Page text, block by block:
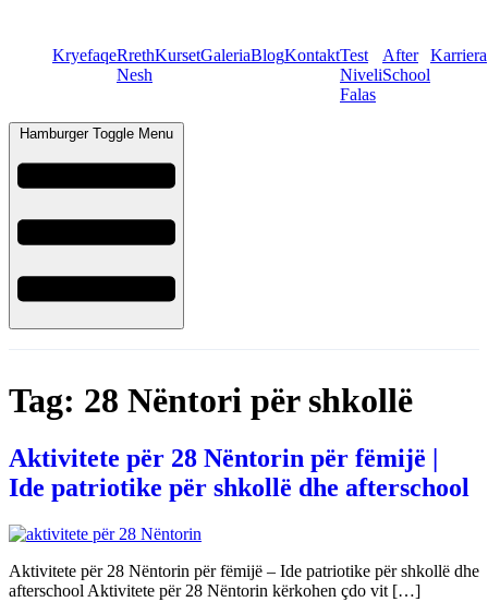
KryefaqeRreth
Nesh
KursetGaleriaBlogKontaktTest
Niveli
Falas
After
School
Karriera
Hamburger Toggle Menu
Tag: 28 Nëntori për shkollë
Aktivitete për 28 Nëntorin për fëmijë |
Ide patriotike për shkollë dhe afterschool
Aktivitete për 28 Nëntorin për fëmijë – Ide patriotike për shkollë dhe
afterschool Aktivitete për 28 Nëntorin kërkohen çdo vit […]